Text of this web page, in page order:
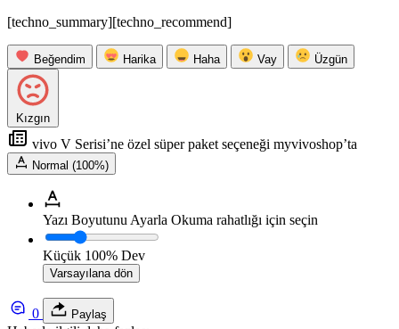
[techno_summary][techno_recommend]
Beğendim Harika Haha Vay Üzgün
Kızgın
vivo V Serisi’ne özel süper paket seçeneği myvivoshop’ta
Normal (100%)
Yazı Boyutunu Ayarla Okuma rahatlığı için seçin
Küçük 100% Dev
Varsayılana dön
0 Paylaş